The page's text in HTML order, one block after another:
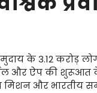
के 3.12 करोड़
और ऐप की शुरूआत
और भारतीय